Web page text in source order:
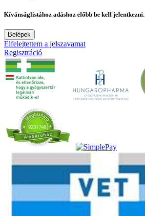
Kívánságlistához adáshoz előbb be kell jelentkezni.
Belépek
Elfelejtettem a jelszavamat
Regisztráció